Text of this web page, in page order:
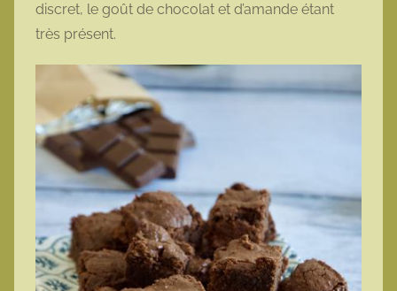
discret, le goût de chocolat et d’amande étant
très présent.